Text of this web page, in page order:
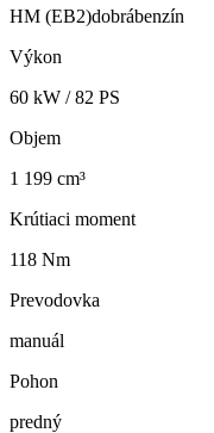
HM (EB2)dobrábenzín
Výkon
60 kW /82 PS
Objem
1 199 cm³
Krútiaci moment
118 Nm
Prevodovka
manuál
Pohon
predný